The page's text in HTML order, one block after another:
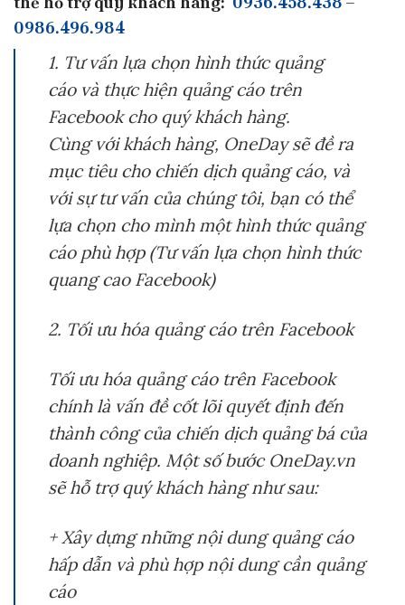
0986.496.984
1. Tư vấn lựa chọn hình thức quảng
cáo và thực hiện quảng cáo trên
Facebook cho quý khách hàng.
Cùng với khách hàng, OneDay sẽ đề ra
mục tiêu cho chiến dịch quảng cáo, và
với sự tư vấn của chúng tôi, bạn có thể
lựa chọn cho mình một hình thức quảng
cáo phù hợp (Tư vấn lựa chọn hình thức
quang cao Facebook)
2. Tối ưu hóa quảng cáo trên Facebook
Tối ưu hóa quảng cáo trên Facebook
chính là vấn đề cốt lõi quyết định đến
thành công của chiến dịch quảng bá của
doanh nghiệp. Một số bước OneDay.vn
sẽ hỗ trợ quý khách hàng như sau:
+ Xây dựng những nội dung quảng cáo
hấp dẫn và phù hợp nội dung cần quảng
cáo